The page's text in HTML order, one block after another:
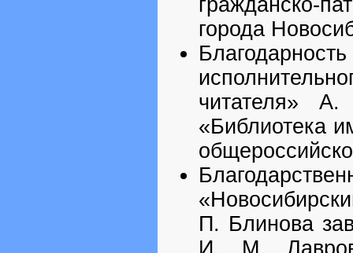
гражданско-
города
читателя»
«Библиотека
П. Блинова